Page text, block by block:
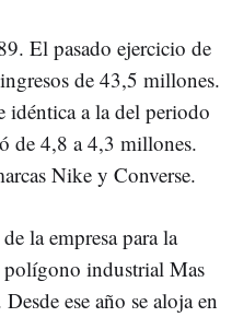
El pasado ejercicio de
de 43,5 millones.
idéntica a la del periodo
de 4,8 a 4,3 millones.
Nike y Converse.
la empresa para la
polígono industrial Mas
ese año se aloja en